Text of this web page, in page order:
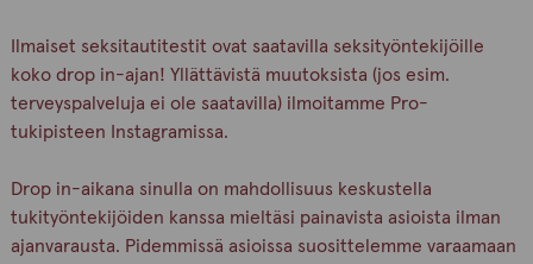
Ilmaiset seksitautitestit ovat saatavilla seksityöntekijöille
koko drop in-ajan! Yllättävistä muutoksista (jos esim.
terveyspalveluja ei ole saatavilla) ilmoitamme Pro-
tukipisteen Instagramissa.
Drop in-aikana sinulla on mahdollisuus keskustella
tukityöntekijöiden kanssa mieltäsi painavista asioista ilman
ajanvarausta. Pidemmissä asioissa suosittelemme varaamaan